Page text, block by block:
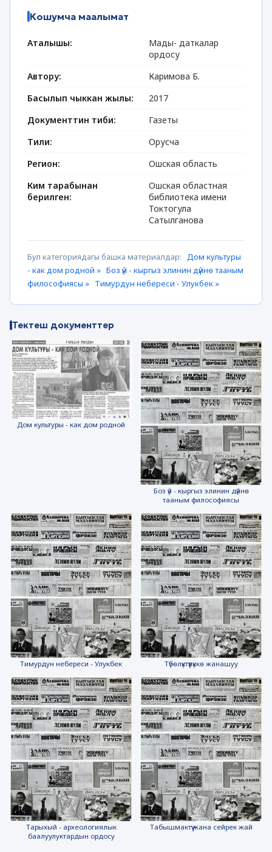
Кошумча маалымат
Аталышы:
Мады- даткалар
ордосу
Автору:
Каримова Б.
Басылып чыккан жылы:
2017
Документтин тиби:
Газеты
Тили:
Орусча
Регион:
Ошская область
Ким тарабынан
берилген:
Ошская областная
библиотека имени
Токтогула
Сатылганова
Бул категориядагы башка материалдар: Дом культуры
- как дом родной » Боз үй - кыргыз элинин дүйнө тааным
философиясы » Тимурдун небереси - Улукбек »
Тектеш документтер
Дом культуры - как дом родной
Боз үй - кыргыз элинин дүйнө
тааным философиясы
Тимурдун небереси - Улукбек Түбөлүктүүлүккө жанашуу
Тарыхый - археологиялык
баалуулуктардын ордосу
Табышмактүү жана сейрек жай